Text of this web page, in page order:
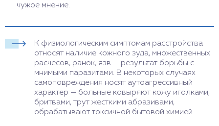
чужое мнение.
К физиологическим симптомам расстройства
относят наличие кожного зуда, множественных
расчесов, ранок, язв — результат борьбы с
мнимыми паразитами. В некоторых случаях
самоповреждения носят аутоагрессивный
характер — больные ковыряют кожу иголками,
бритвами, трут жесткими абразивами,
обрабатывают токсичной бытовой химией.